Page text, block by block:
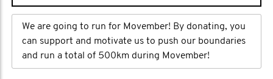
We are going to run for Movember! By donating, you
can support and motivate us to push our boundaries
and run a total of 500km during Movember!